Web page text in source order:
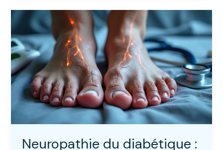
privilégier
dans
votre
alimentation
quotidienne
Neuropathie du diabétique :